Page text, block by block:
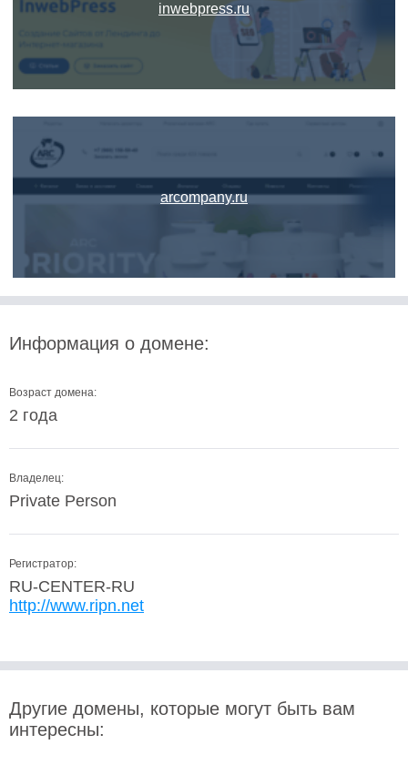
inwebpress.ru
arcompany.ru
Информация о домене:
Возраст домена:
2 года
Владелец:
Private Person
Регистратор:
RU-CENTER-RU
http://www.ripn.net
Другие домены, которые могут быть вам
интересны: